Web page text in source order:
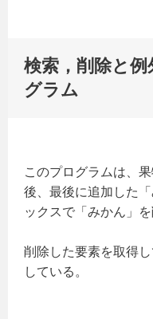
検索，削除と
グラム
このプログラムは、
後、最後に追加した
ックスで「みかん」を
削除した要素を取得
している。